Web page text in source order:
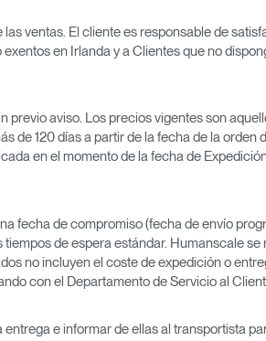
ventas. El cliente es responsable de
en Irlanda y a Clientes que no
aviso. Los precios vigentes son
de 120 días a partir de la fecha de la
en el momento de la fecha de
fecha de compromiso (fecha de envío
de espera estándar. Humanscale
no incluyen el coste de expedición o
con el Departamento de Servicio al
e informar de ellas al transportista